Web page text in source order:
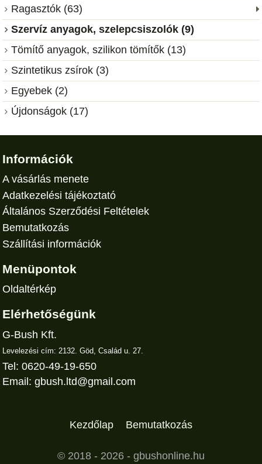
Ragasztók (63)
Szervíz anyagok, szelepcsiszolók (9)
Tömítő anyagok, szilikon tömítők (13)
Szintetikus zsírok (3)
Egyebek (2)
Újdonságok (17)
Információk
A vásárlás menete
Adatkezelési tájékoztató
Általános Szerződési Feltételek
Bemutatkozás
Szállítási információk
Menüpontok
Oldaltérkép
Elérhetőségünk
G-Bush Kft.
Levelezési cím: 2132. Göd, Család u. 27.
Tel: 0620-49-19-650
Email:gbush.ltd@gmail.com
Kezdőlap Bemutatkozás
© 2018 - 2026 - gbushonline.hu